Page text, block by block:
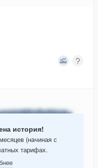
история!
(начиная с
тарифах.